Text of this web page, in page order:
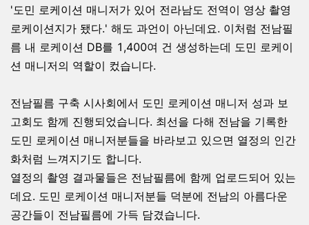
'도민 로케이션 매니저가 있어 전라남도 전역이 영상 촬영
로케이션지가 됐다.' 해도 과언이 아닌데요. 이처럼 전남필
름 내 로케이션 DB를 1,400여 건 생성하는데 도민 로케이
션 매니저의 역할이 컸습니다.
전남필름 구축 시사회에서 도민 로케이션 매니저 성과 보
고회도 함께 진행되었습니다. 최선을 다해 전남을 기록한
도민 로케이션 매니저분들을 바라보고 있으면 열정의 인간
화처럼 느껴지기도 합니다.
열정의 촬영 결과물들은 전남필름에 함께 업로드되어 있는
데요. 도민 로케이션 매니저분들 덕분에 전남의 아름다운
공간들이 전남필름에 가득 담겼습니다.